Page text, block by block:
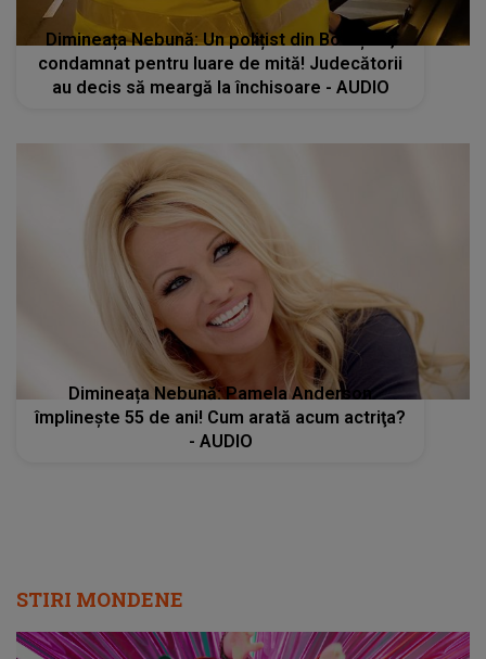
Dimineața Nebună: Un polițist din Botoșani,
condamnat pentru luare de mită! Judecătorii
au decis să meargă la închisoare - AUDIO
Dimineața Nebună: Pamela Anderson
împlineşte 55 de ani! Cum arată acum actriţa?
- AUDIO
STIRI MONDENE